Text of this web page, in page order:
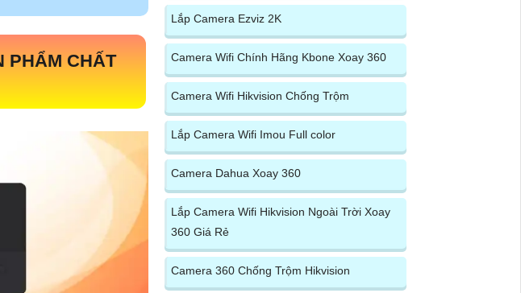
PHẨM CHẤT
Lắp Camera Ezviz 2K
Camera Wifi Chính Hãng Kbone Xoay 360
Camera Wifi Hikvision Chống Trộm
Lắp Camera Wifi Imou Full color
Camera Dahua Xoay 360
Lắp Camera Wifi Hikvision Ngoài Trời Xoay
360 Giá Rẻ
Camera 360 Chống Trộm Hikvision